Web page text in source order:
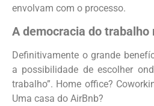
envolvam com o processo.
A democracia do trabalho
Definitivamente o grande
a possibilidade de escolher
trabalho”. Home office?
Uma casa do AirBnb?